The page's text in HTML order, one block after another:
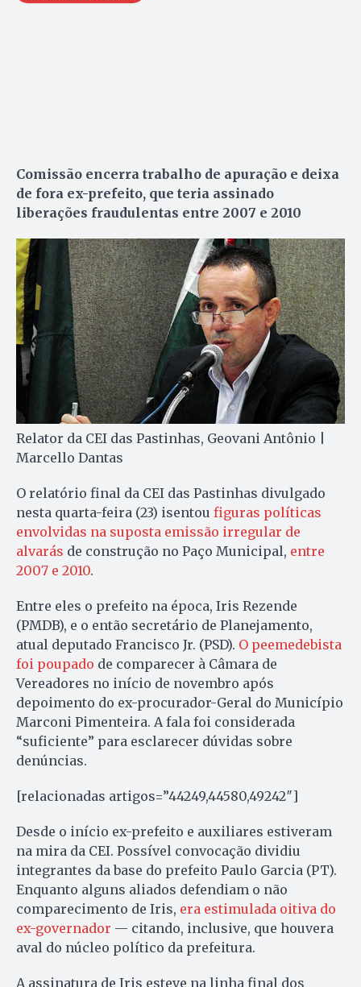
Comissão encerra trabalho de apuração e deixa
de fora ex-prefeito, que teria assinado
liberações fraudulentas entre 2007 e 2010
Relator da CEI das Pastinhas, Geovani Antônio |
Marcello Dantas
O relatório final da CEI das Pastinhas divulgado
nesta quarta-feira (23) isentou figuras políticas
envolvidas na suposta emissão irregular de
alvarás de construção no Paço Municipal, entre
2007 e 2010.
Entre eles o prefeito na época, Iris Rezende
(PMDB), e o então secretário de Planejamento,
atual deputado Francisco Jr. (PSD). O peemedebista
foi poupado de comparecer à Câmara de
Vereadores no início de novembro após
depoimento do ex-procurador-Geral do Município
Marconi Pimenteira. A fala foi considerada
“suficiente” para esclarecer dúvidas sobre
denúncias.
[relacionadas artigos=”44249,44580,49242″]
Desde o início ex-prefeito e auxiliares estiveram
na mira da CEI. Possível convocação dividiu
integrantes da base do prefeito Paulo Garcia (PT).
Enquanto alguns aliados defendiam o não
comparecimento de Iris, era estimulada oitiva do
ex-governador — citando, inclusive, que houvera
aval do núcleo político da prefeitura.
A assinatura de Iris esteve na linha final dos